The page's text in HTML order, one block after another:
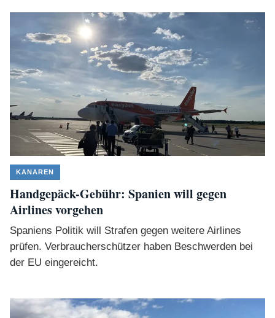
KANAREN
Handgepäck-Gebühr: Spanien will gegen
Airlines vorgehen
Spaniens Politik will Strafen gegen weitere Airlines
prüfen. Verbraucherschützer haben Beschwerden bei
der EU eingereicht.